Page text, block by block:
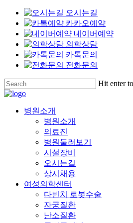
오시는길
카카오예약
네이버예약
의학상담
카톡문의
전화문의
Skip
to
main
content
Hit enter
Close
Menu
병원소개
병원소개
의료진
병원둘러보기
시설장비
오시는길
상시채용
여성의학센터
다빈치 로봇수술
자궁질환
난소질환